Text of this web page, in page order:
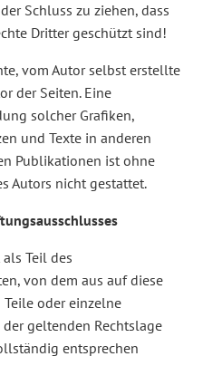
Schluss zu ziehen, dass
Dritter geschützt sind!
vom Autor selbst erstellte
der Seiten. Eine
solcher Grafiken,
und Texte in anderen
Publikationen ist ohne
Autors nicht gestattet.
Teil des
von dem aus auf diese
Teile oder einzelne
geltenden Rechtslage
entsprechen